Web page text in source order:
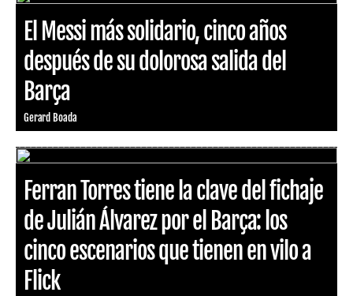
El Messi más solidario, cinco años
después de su dolorosa salida del
Barça
Gerard Boada
Ferran Torres tiene la clave del fichaje
de Julián Álvarez por el Barça: los
cinco escenarios que tienen en vilo a
Flick